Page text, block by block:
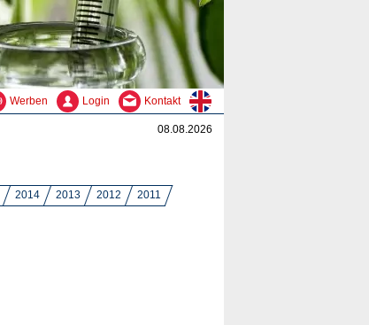
Werben Login Kontakt
08.08.2026
2014 2013 2012
2011